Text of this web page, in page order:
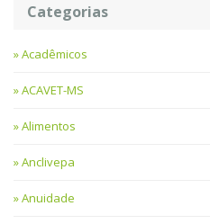
Categorias
Acadêmicos
ACAVET-MS
Alimentos
Anclivepa
Anuidade